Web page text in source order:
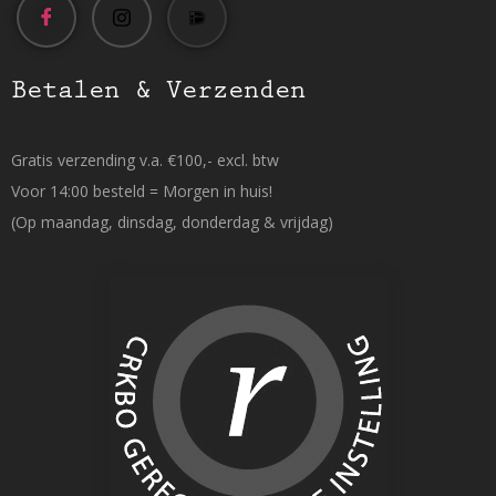
Betalen & Verzenden
Gratis verzending v.a. €100,- excl. btw
Voor 14:00 besteld = Morgen in huis!
(Op maandag, dinsdag, donderdag & vrijdag)